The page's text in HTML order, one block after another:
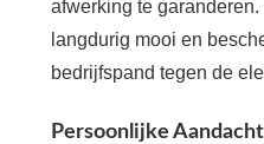
afwerking te
langdurig mooi en
bedrijfspand tegen de
Persoonlijke Aandacht